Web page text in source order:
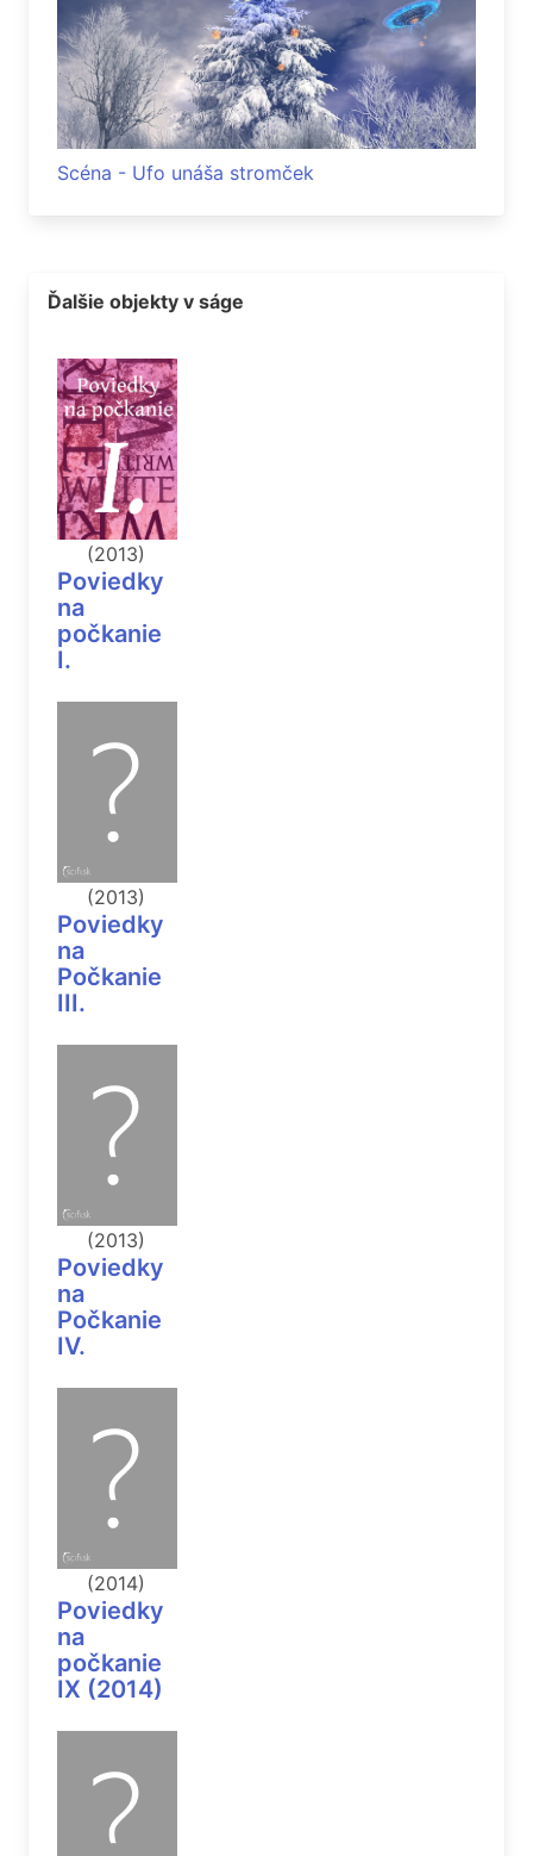
Scéna - Ufo unáša stromček
Ďalšie objekty v ságe
(2013)
Poviedky
na
počkanie
I.
(2013)
Poviedky
na
Počkanie
III.
(2013)
Poviedky
na
Počkanie
IV.
(2014)
Poviedky
na
počkanie
IX (2014)